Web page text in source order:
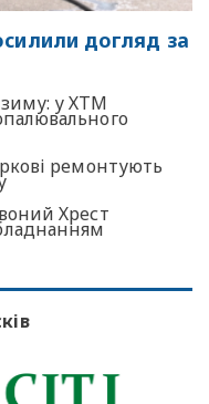
догляд за
у ХТМ
ремонтують
Хрест